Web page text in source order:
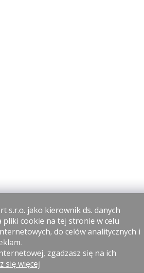
s.r.o. jako kierownik ds. danych
cookie na tej stronie w celu
do celów analitycznych i
zgadzasz się na ich
się więcej